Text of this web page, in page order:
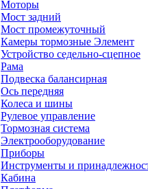
Моторы
Мост задний
Мост промежуточный
Камеры тормозные Элемент
Устройство седельно-сцепное
Рама
Подвеска балансирная
Ось передняя
Колеса и шины
Рулевое управление
Тормозная система
Электрооборудование
Приборы
Инструменты и
Кабина